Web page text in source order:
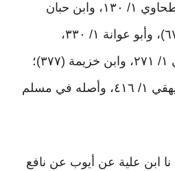
وابن الجارود (١٦٢)، والطحاوي ١/ ١٣٠، وابن حبان
(١٦٨١)، والطبراني (٦٧٢٨)، وأبو عوانة ١/ ٣٣٠،
والنسائي ٢/ ٤، والدارمي ١/ ٢٧١، وابن خزيمة (٣٧٧)؛
والدارقطني ١/ ٢٣٧ والبيهقي ١/ ٤١٦، وأصله في مسلم
نا ابن علية عن أيوب عن نافع